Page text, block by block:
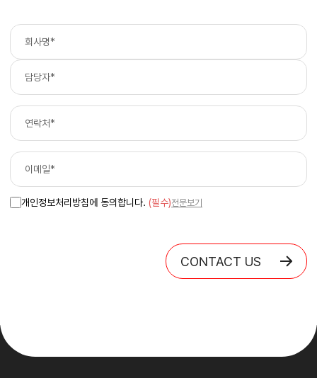
개인정보처리방침에 동의합니다. (필수)전문보기
CONTACT US